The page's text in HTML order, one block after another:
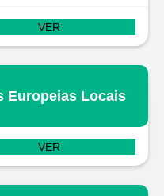
VER
Europeias Locais
VER